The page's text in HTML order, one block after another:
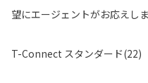
望にエージェントがお応えしま
T-Connect スタンダード(22)